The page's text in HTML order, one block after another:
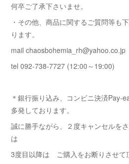
何卒ご了承下さいませ。
・その他、商品に関するご質問等も
ります。
mail chaosbohemia_rh@yahoo.co.jp
tel 092-738-7727 (12:00～19:00)
＊銀行振り込み、コンビニ決済Pay-
多発しております。
誠に勝手ながら、２度キャンセルを
は
3度目以降は ご購入をお断りさせて